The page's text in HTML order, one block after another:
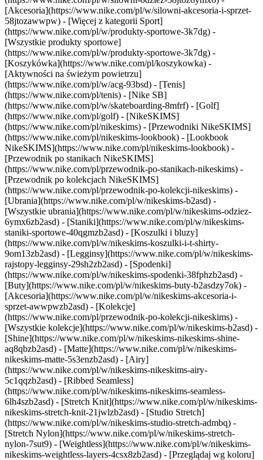
[Akcesoria](https://www.nike.com/pl/w/silowni-akcesoria-i-sprzet-
58jtozawwpw) - [Więcej z kategorii Sport]
(https://www.nike.com/pl/w/produkty-sportowe-3k7dg) -
[Wszystkie produkty sportowe]
(https://www.nike.com/pl/w/produkty-sportowe-3k7dg) -
[Koszykówka](https://www.nike.com/pl/koszykowka) -
[Aktywności na świeżym powietrzu]
(https://www.nike.com/pl/w/acg-93bsd) - [Tenis]
(https://www.nike.com/pl/tenis) - [Nike SB]
(https://www.nike.com/pl/w/skateboarding-8mfrf) - [Golf]
(https://www.nike.com/pl/golf) - [NikeSKIMS]
(https://www.nike.com/pl/nikeskims) - [Przewodniki NikeSKIMS]
(https://www.nike.com/pl/nikeskims-lookbook) - [Lookbook
NikeSKIMS](https://www.nike.com/pl/nikeskims-lookbook) -
[Przewodnik po stanikach NikeSKIMS]
(https://www.nike.com/pl/przewodnik-po-stanikach-nikeskims) -
[Przewodnik po kolekcjach NikeSKIMS]
(https://www.nike.com/pl/przewodnik-po-kolekcji-nikeskims) -
[Ubrania](https://www.nike.com/pl/w/nikeskims-b2asd) -
[Wszystkie ubrania](https://www.nike.com/pl/w/nikeskims-odziez-
6ymx6zb2asd) - [Staniki](https://www.nike.com/pl/w/nikeskims-
staniki-sportowe-40qgmzb2asd) - [Koszulki i bluzy]
(https://www.nike.com/pl/w/nikeskims-koszulki-i-t-shirty-
9om13zb2asd) - [Legginsy](https://www.nike.com/pl/w/nikeskims-
rajstopy-legginsy-29sh2zb2asd) - [Spodenki]
(https://www.nike.com/pl/w/nikeskims-spodenki-38fphzb2asd) -
[Buty](https://www.nike.com/pl/w/nikeskims-buty-b2asdzy7ok) -
[Akcesoria](https://www.nike.com/pl/w/nikeskims-akcesoria-i-
sprzet-awwpwzb2asd) - [Kolekcje]
(https://www.nike.com/pl/przewodnik-po-kolekcji-nikeskims) -
[Wszystkie kolekcje](https://www.nike.com/pl/w/nikeskims-b2asd) -
[Shine](https://www.nike.com/pl/w/nikeskims-nikeskims-shine-
aq8qbzb2asd) - [Matte](https://www.nike.com/pl/w/nikeskims-
nikeskims-matte-5s3enzb2asd) - [Airy]
(https://www.nike.com/pl/w/nikeskims-nikeskims-airy-
5c1qqzb2asd) - [Ribbed Seamless]
(https://www.nike.com/pl/w/nikeskims-nikeskims-seamless-
6lh4szb2asd) - [Stretch Knit](https://www.nike.com/pl/w/nikeskims-
nikeskims-stretch-knit-21jwlzb2asd) - [Studio Stretch]
(https://www.nike.com/pl/w/nikeskims-studio-stretch-admbq) -
[Stretch Nylon](https://www.nike.com/pl/w/nikeskims-stretch-
nylon-7sut9) - [Weightless](https://www.nike.com/pl/w/nikeskims-
nikeskims-weightless-layers-4csx8zb2asd) - [Przeglądaj wg koloru](https://www.nike.com/pl/w/nikeskims-b2asd) - [Obsidian](https://www.nike.com/pl/w/nikeskims-czern-90poyzb2asd) - [Dark Sepia](https://www.nike.com/pl/w/nikeskims-dark-sepia-81pvm) - [Phoenix](https://www.nike.com/pl/w/nikeskims-phoenix-1jhtj) - [Cobalt](https://www.nike.com/pl/w/nikeskims-niebieski-8hfx3zb2asd) - [Ivory](https://www.nike.com/pl/w/nikeskims-biel-4g797zb2asd) Cancel Anuluj Popularne terminy wyszukiwania [](https://www.nike.com/pl/favorites "Ulubione")[](https://www.nike.com/pl/cart "Przedmioty w koszyku: 0") Przeglądaj wszystkie nowości [Przeglądaj](https://www.nike.com/pl/w/new-3n82y) # Zainwestuj w przyszłość ##### Nike Teens Ostatnia aktualizacja: 2 lipca 2025 Czas czytania: 2 min Myśl przyszłościowo i postaw na modele, które zapewnią Ci swobodny i stylowy wygląd. Czerń, biel i neutralne odcienie to ponadczasowe kolory, które zyskują charakter dzięki metalicznym i neonowym akcentom. Bądź w gotowości na wszystko dzięki praktycznym ubraniom o prostych fasonach. Niezależnie od tego, czy jesteś w ruchu, czy chcesz podkręcić swój codzienny styl, ta kolekcja sprawdzi się w każdej sytuacji. ![Nike Teens: zainwestuj w przyszłość](https://static.nike.com/a/images/f_auto/dpr_1.0,cs_srgb/h_2319,c_limit/0d2edced-3299-4672-a3f4-6a55d86b3e85/nike-teens-zainwestuj-w%C2%A0przysz%C5%82o%C5%9B%C4%87.png) ## Odciśnij swój ślad ✅ __Bierz się do pracy:__ Wybierając produkty, pomyśl, jakim celom mają służyć. Legginsy Nike Pro i koszulka bez rękawów Dri-FIT dodadzą Ci pewności siebie podczas ruchu, a ciemne, neutralne kolory i neonowe elementy zapewnią stylowy wygląd. ✅ __Postaw na funkcjonalność:__ Dodaj praktyczne warstwy, takie jak bezrękawnik Nike Sportswear Therma-FIT, które sprawią, że będzie Ci wygodnie w każdej sytuacji. __✅ Wyróżnij się z tłumu:__ Wykończ stylizację metalicznymi akcentami. Biżuteria, paznokcie i akcesoria do włosów dodadzą Ci blasku. ![Nike Teens: zainwestuj w przyszłość](https://static.nike.com/a/images/f_auto/dpr_1.0,cs_srgb/h_2319,c_limit/ca3dc4d2-adea-461c-bea0-97caf6b063e6/nike-teens-zainwestuj-w%C2%A0przysz%C5%82o%C5%9B%C4%87.png) ## „Uwielbiam sposób, w jaki te spodnie poruszają się ze mną i wokół mnie podczas tańca. Są wygodne, a zarazem śliczne”. ## – Fleur tancerka ![Nike Teens: zainwestuj w przyszłość](https://static.nike.com/a/images/f_auto/dpr_1.0,cs_srgb/h_2319,c_limit/80e1e56e-ed97-4ac8-b367-e86f838749a7/nike-teens-zainwestuj-w%C2%A0przysz%C5%82o%C5%9B%C4%87.png) ## Ultrafunkcjonalna moda Stwórz stylizacje, które dotrzymają Ci kroku w ruchu. Od spodni z tkaniny Nike Sportswear po kurtkę Nike Sportswear, która podkreśli Twój blask – skompletuj strój, który da Ci pewność siebie i będzie gotowy na wszystko. [Przeglądaj stylizację](#) Data pierwszej publikacji: 1 lipca 2025 Zasoby [Karty upominkowe](https://www.nike.com/pl/karty-upominkowe) [Firmowe karty upominkowe](https://nikegiftcardsforbusiness.com/) [Znajdź sklep](https://www.nike.com/pl/retail/) [Nike Journal](https://www.nike.com/pl/historie) [Dołącz do społeczności członkowskiej](https://www.nike.com/pl/czlonkostwo) [Prześlij opinię](https://www.nike.com#site-feedback) [Kody promocyjne](https://www.nike.com/pl/kod-promocyjny) [Running Shoe Finder](https://www.nike.com/pl/bieganie/wyszukiwarka-butow) Pomoc [Uzyskaj pomoc](https://www.nike.com/pl/help) [Status zamówienia](https://www.nike.com/pl/orders/details) [Wysyłka i dostawa](https://www.nike.com/pl/help/a/wysylka-dostawa-ue) [Zwroty](https://www.nike.com/pl/help/a/regulamin-zwrotow-ue) [Opcje płatności](https://www.nike.com/pl/help/a/opcje-platnosci-ue) [Skontaktuj się z nami](https://www.nike.com/pl/help/#contact) [Opinie](https://www.nike.com/pl/help/a/oceny) Firma [Informacje o Nike](https://about.nike.com/) [Aktualności](https://news.nike.com/) [Praca](https://jobs.nike.com/) [Podmioty inwestujące](https://investors.nike.com/) [Ochrona środowiska](https://www.nike.com/pl/zrownowazony-rozwoj) [Ułatwienia dostępu](https://www.nike.com/accessibility) [Oświadczenie dotyczące ułatwień dostępu](https://www.nike.com/pl/accessibility/statement) [Cel](https://www.nike.com/pl/cel) [Nike Coaching](https://www.nike.com/pl/coaching) Rabaty dla społeczności [Uczeń/uczennica](https://services.sheerid.com/verify/68d15e386bcf0b059b3b1708/?locale=pl) [Nauczyciel/nauczycielka](https://urldefense.com/v3/__https://services.sheerid.com/verify/68dcfa47c3f2fd1cd3069a9c/?locale=pl__%3B%21%21KLCbKzk%21nTvDkRbY-BbSpoWsFhAQdmMrehEzU3loDux4_exRVjO9--Ik_EbQNJ3bX2gkEwR7F9cVVROFKqLxE4B8uW6bnx75pXo_VA%24) [Zasoby](https://www.nike.com/pl/help) [Karty upominkowe](https://www.nike.com/pl/karty-upominkowe) [Firmowe karty upominkowe](https://nikegiftcardsforbusiness.com/) [Znajdź sklep](https://www.nike.com/pl/retail/) [Nike Journal](https://www.nike.com/pl/historie) [Dołącz do społeczności członkowskiej](https://www.nike.com/pl/czlonkostwo) [Prześlij opinię](https://www.nike.com#site-feedback) [Kody promocyjne](https://www.nike.com/pl/kod-promocyjny) [Running Shoe Finder](https://www.nike.com/pl/bieganie/wyszukiwarka-butow) [Pomoc](https://www.nike.com/pl/help) [Uzyskaj pomoc](https://www.nike.com/pl/help) [Status zamówienia](https://www.nike.com/pl/orders/details) [Wysyłka i dostawa](https://www.nike.com/pl/help/a/wysylka-dostawa-ue) [Zwroty](https://www.nike.com/pl/help/a/regulamin-zwrotow-ue) [Opcje płatności](https://www.nike.com/pl/help/a/opcje-platnosci-ue) [Skontaktuj się z nami](https://www.nike.com/pl/help/#contact) [Opinie](https://www.nike.com/pl/help/a/oceny) [Firma](https://about.nike.com/en) [Informacje o Nike](https://about.nike.com/) [Aktualności](https://news.nike.com/) [Praca](https://jobs.nike.com/) [Podmioty inwestujące](https://investors.nike.com/) [Ochrona środowiska](https://www.nike.com/pl/zrownowazony-rozwoj) [Ułatwienia dostępu](https://www.nike.com/accessibility) [Oświadczenie dotyczące ułatwień dostępu](https://www.nike.com/pl/accessibility/statement) [Cel](https://www.nike.com/pl/cel) [Nike Coaching](https://www.nike.com/pl/coaching) ## Rabaty dla społeczności [Uczeń/uczennica](https://services.sheerid.com/verify/68d15e386bcf0b059b3b1708/?locale=pl) [Nauczyciel/nauczycielka](https://urldefense.com/v3/__https://services.sheerid.com/verify/68dcfa47c3f2fd1cd3069a9c/?locale=pl__%3B%21%21KLCbKzk%21nTvDkRbY-BbSpoWsFhAQdmMrehEzU3loDux4_exRVjO9--Ik_EbQNJ3bX2gkEwR7F9cVVROFKqLxE4B8uW6bnx75pXo_VA%24) Polska - © 2026 Nike, Inc. Wszelkie prawa zastrzeżone - Przewodniki - [Nike Air](https://www.nike.com/pl/air) - [Nike Air Max](https://www.nike.com/pl/air-max) - [Nike FlyEase](https://www.nike.com/pl/flyease) - [Nike Pegasus](https://www.nike.com/pl/running/runningzoom-pegasus-37) - [Nike React](https://www.nike.com/pl/react) - [Nike Vaporfly](https://www.nike.com/pl/running/vaporfly) - [Warunki korzystania](https://agreementservice.svs.nike.com/pl/pl_pl/rest/agreement?agreementType=termsOfUse&uxId=com.nike&country=PL&language=pl&requestType=redirect) - [Regulamin sprzedaży](https://agreementservice.svs.nike.com/rest/agreement?agreementType=termsOfSale&uxId=com.nike.tos&requestType=redirect) - [Dane firmy](https://www.nike.com/pl/help/a/dane-firmy) - [Polityka prywatności i zasady dotyczące plików cookie](https://agreementservice.svs.nike.com/pl/pl_pl/rest/agreement?agreementType=privacyPolicy&uxId=com.nike.unite&country=PL&language=pl&requestType=redirect) - [Ustawienia prywatności i zasad dotyczących plików cookie](https://www.nike.com/pl/guest/settings/privacy) ## Africa - [__Egypt__ \ English](https://www.nike.com/eg/) - [__Morocco__ \ English](https://www.nike.com/ma/en/) - [__Maroc__ \ Français](https://www.nike.com/ma/) - [__South Africa__ \ English](https://www.nike.com/za/) ## Americas - [__Argentina__ \ Español](https://www.nike.com.ar) - [__Brasil__ \ Português](https://www.nike.com.br) - [__Canada__ \ English](https://www.nike.com/ca/) - [__Canada__ \ Français](https://www.nike.com/ca/fr/) - [__Chile__ \ Español](https://www.nike.cl) - [__Colombia__ \ Español](https://www.nike.com.co) - [__México__ \ Español](https://www.nike.com/mx/) - [__Peru__ \ Español](https://www.nike.com.pe) - [__Puerto Rico__ \ Español](https://www.nike.com/pr/) - [__United States__ \ English](https://www.nike.com) - [__Estados Unidos__ \ Español](https://www.nike.com/us/es/) - [__Uruguay__ \ Español](https://www.nike.com.uy) - [__Latin America__ \ Español](https://www.nike.com/xl/) ## Asia Pacific - [__Australia__ \ English](https://www.nike.com/au/) - [__中国大陆__ \ 简体中文](https://www.nike.com.cn/) - [__Hong Kong__ \ English](https://www.nike.com.hk/) - [__香港__ \ 繁體中文](https://www.nike.com.hk/) - [__India__ \ English](https://www.nike.in/) - [__Indonesia__ \ English](https://www.nike.com/id/) - [__Japan__ \ English](https://www.nike.com/jp/en/) - [__日本__ \ 日本語](https://www.nike.com/jp/) - [__대한민국__ \ 한국어](https://www.nike.com/kr/) - [__Malaysia__ \ English](https://www.nike.com/my/) - [__New Zealand__ \ English](https://www.nike.com/nz/) - [__Philippines__ \ English](https://www.nike.com/ph/) - [__Singapore__ \ English](https://www.nike.com/sg/) - [__台灣__ \ 繁體中文](https://www.nike.com/tw/) - [__ไทย__ \ ภาษาไทย](https://www.nike.com/th/) - [__Vietnam__ \ English](https://www.nike.com/vn/) ## Europe - [__Österreich__ \ Deutsch](https://www.nike.com/at/) - [__Austria__ \ English](https://www.nike.com/at/en/) - [__Belgien__ \ Deutsch](https://www.nike.com/be/de/) - [__Belgium__ \ English](https://www.nike.com/be/en/) - [__Belgique__ \ Français](https://www.nike.com/be/fr/) - [__België__ \ Nederlands](https://www.nike.com/be/) - [__Bulgaria__ \ English](https://www.nike.com/bg/) - [__Croatia__ \ English](https://w